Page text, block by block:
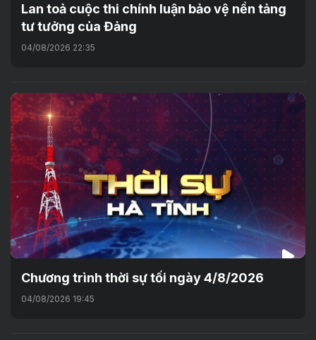
Lan toả cuộc thi chính luận bảo vệ nền tảng
tư tưởng của Đảng
04/08/2026 22:35
Chương trình thời sự tối ngày 4/8/2026
04/08/2026 19:45